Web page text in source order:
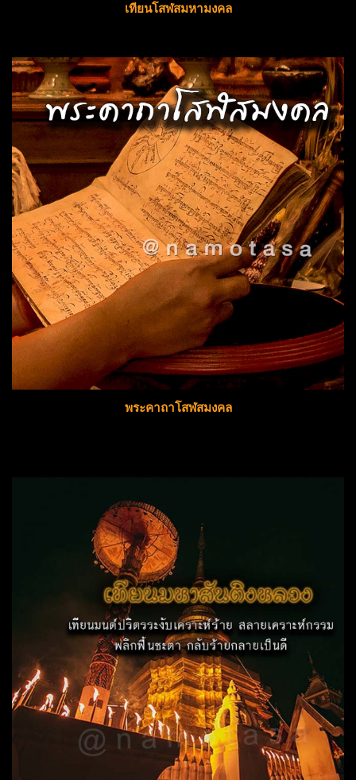
เทียนโสฬสมหามงคล
พระคาถาโสฬสมงคล